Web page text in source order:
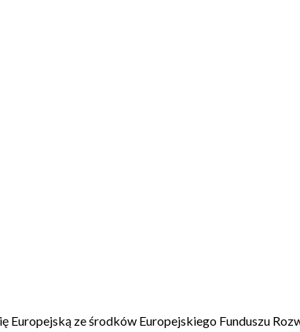
ze środków Europejskiego Funduszu